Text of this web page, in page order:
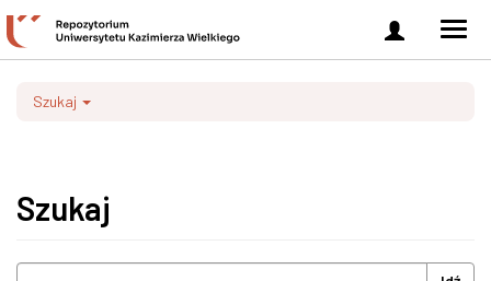
Zaloguj
się
Szukaj
Szukaj